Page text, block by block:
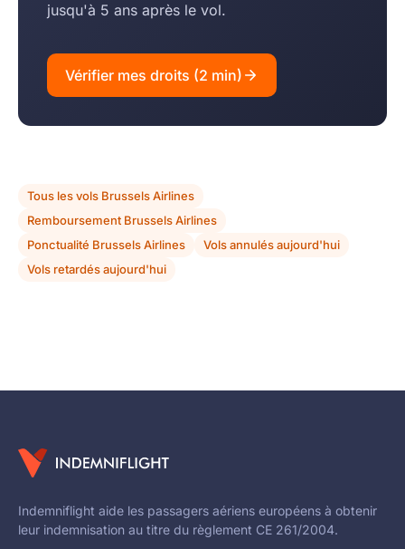
jusqu'à 5 ans après le vol.
Vérifier mes droits (2 min)
Tous les vols Brussels Airlines
Remboursement Brussels Airlines
Ponctualité Brussels Airlines
Vols annulés aujourd'hui
Vols retardés aujourd'hui
Indemniflight aide les passagers aériens européens à obtenir
leur indemnisation au titre du règlement CE 261/2004.